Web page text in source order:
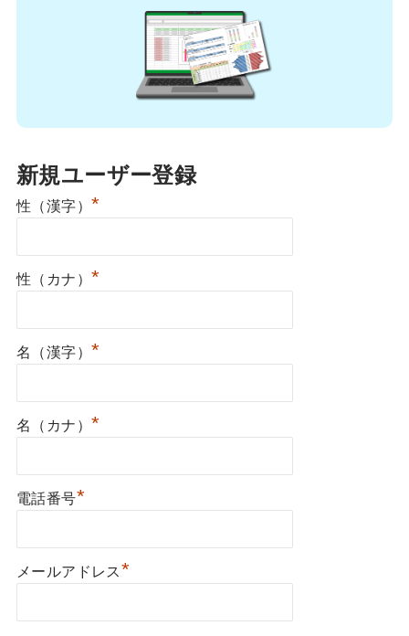
新規ユーザー登録
性（漢字） *
性（カナ） *
名（漢字） *
名（カナ） *
電話番号*
メールアドレス*